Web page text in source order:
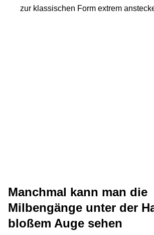
zur klassischen Form extrem
Manchmal kann man die
Milbengänge unter der
bloßem Auge sehen